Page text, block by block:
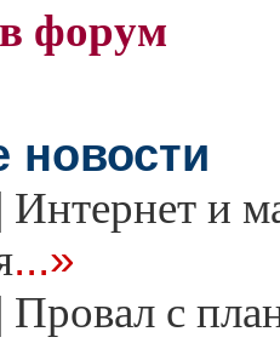
форум
новости
Интернет и
...»
Провал с